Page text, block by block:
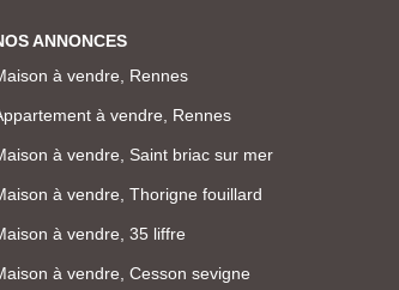
ANNONCES
à vendre, Rennes
à vendre, Rennes
à vendre, Saint briac sur mer
à vendre, Thorigne fouillard
à vendre, 35 liffre
à vendre, Cesson sevigne